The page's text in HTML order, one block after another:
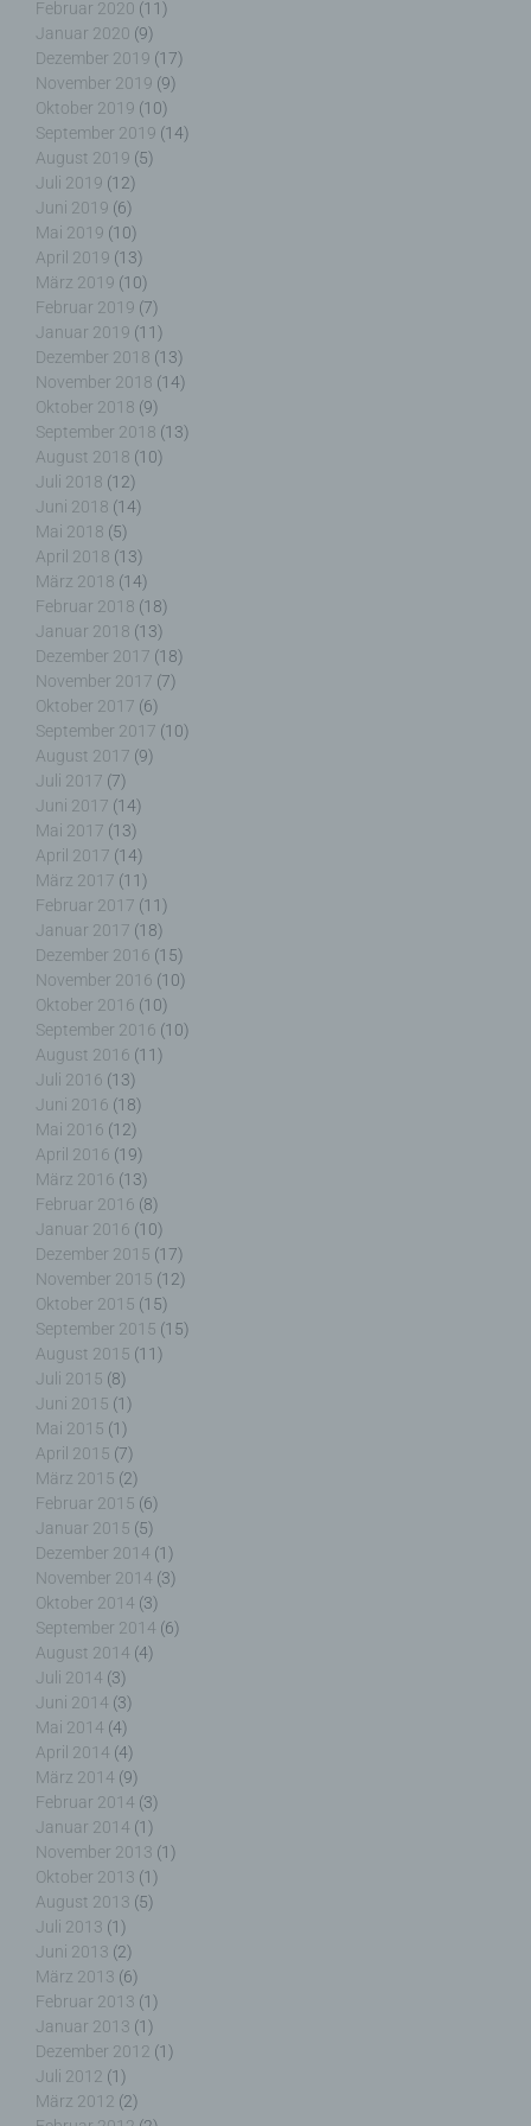
Februar 2020 (11)
Januar 2020 (9)
Dezember 2019 (17)
November 2019 (9)
Oktober 2019 (10)
September 2019 (14)
August 2019 (5)
Juli 2019 (12)
Juni 2019 (6)
Mai 2019 (10)
April 2019 (13)
März 2019 (10)
Februar 2019 (7)
Januar 2019 (11)
Dezember 2018 (13)
November 2018 (14)
Oktober 2018 (9)
September 2018 (13)
August 2018 (10)
Juli 2018 (12)
Juni 2018 (14)
Mai 2018 (5)
April 2018 (13)
März 2018 (14)
Februar 2018 (18)
Januar 2018 (13)
Dezember 2017 (18)
November 2017 (7)
Oktober 2017 (6)
September 2017 (10)
August 2017 (9)
Juli 2017 (7)
Juni 2017 (14)
Mai 2017 (13)
April 2017 (14)
März 2017 (11)
Februar 2017 (11)
Januar 2017 (18)
Dezember 2016 (15)
November 2016 (10)
Oktober 2016 (10)
September 2016 (10)
August 2016 (11)
Juli 2016 (13)
Juni 2016 (18)
Mai 2016 (12)
April 2016 (19)
März 2016 (13)
Februar 2016 (8)
Januar 2016 (10)
Dezember 2015 (17)
November 2015 (12)
Oktober 2015 (15)
September 2015 (15)
August 2015 (11)
Juli 2015 (8)
Juni 2015 (1)
Mai 2015 (1)
April 2015 (7)
März 2015 (2)
Februar 2015 (6)
Januar 2015 (5)
Dezember 2014 (1)
November 2014 (3)
Oktober 2014 (3)
September 2014 (6)
August 2014 (4)
Juli 2014 (3)
Juni 2014 (3)
Mai 2014 (4)
April 2014 (4)
März 2014 (9)
Februar 2014 (3)
Januar 2014 (1)
November 2013 (1)
Oktober 2013 (1)
August 2013 (5)
Juli 2013 (1)
Juni 2013 (2)
März 2013 (6)
Februar 2013 (1)
Januar 2013 (1)
Dezember 2012 (1)
Juli 2012 (1)
März 2012 (2)
analysieren oder vorherzusagen.
f) Pseudonymisierung
Pseudonymisierung ist die Verarbeitung
personenbezogener Daten in einer Weise, auf
welche die personenbezogenen Daten ohne
Hinzuziehung zusätzlicher Informationen nicht
mehr einer spezifischen betroffenen Person
zugeordnet werden können, sofern diese
zusätzlichen Informationen gesondert aufbewahrt
werden und technischen und organisatorischen
Maßnahmen unterliegen, die gewährleisten, dass
die personenbezogenen Daten nicht einer
identifizierten oder identifizierbaren natürlichen
Person zugewiesen werden.
g) Verantwortlicher oder für die Verarbeitung
Verantwortlicher
Verantwortlicher oder für die Verarbeitung
Verantwortlicher ist die natürliche oder juristische
Person, Behörde, Einrichtung oder andere Stelle,
die allein oder gemeinsam mit anderen über die
Zwecke und Mittel der Verarbeitung von
personenbezogenen Daten entscheidet. Sind die
Zwecke und Mittel dieser Verarbeitung durch das
Unionsrecht oder das Recht der Mitgliedstaaten
vorgegeben, so kann der Verantwortliche
beziehungsweise können die bestimmten Kriterien
seiner Benennung nach dem Unionsrecht oder
dem Recht der Mitgliedstaaten vorgesehen
werden.
h) Auftragsverarbeiter
Auftragsverarbeiter ist eine natürliche oder
juristische Person, Behörde, Einrichtung oder
andere Stelle, die personenbezogene Daten im
Auftrag des Verantwortlichen verarbeitet.
i) Empfänger
Empfänger ist eine natürliche oder juristische
Person, Behörde, Einrichtung oder andere Stelle,
der personenbezogene Daten offengelegt werden,
unabhängig davon, ob es sich bei ihr um einen
Dritten handelt oder nicht. Behörden, die im
Rahmen eines bestimmten Untersuchungsauftrags
nach dem Unionsrecht oder dem Recht der
Mitgliedstaaten möglicherweise
personenbezogene Daten erhalten, gelten jedoch
nicht als Empfänger.
j) Dritter
Dritter ist eine natürliche oder juristische Person,
Behörde, Einrichtung oder andere Stelle außer der
betroffenen Person, dem Verantwortlichen, dem
Auftragsverarbeiter und den Personen, die unter
der unmittelbaren Verantwortung des
Verantwortlichen oder des Auftragsverarbeiters
befugt sind, die personenbezogenen Daten zu
verarbeiten.
k) Einwilligung
Einwilligung ist jede von der betroffenen Person
freiwillig für den bestimmten Fall in informierter
Weise und unmissverständlich abgegebene